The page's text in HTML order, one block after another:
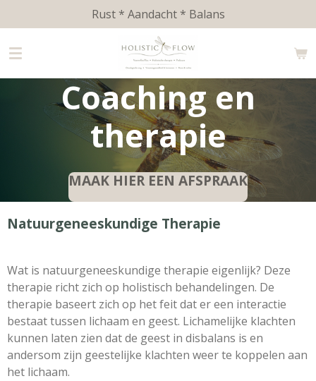
direct
naar
hoofdinhoud
Rust * Aandacht * Balans
Coaching en
therapie
MAAK HIER EEN AFSPRAAK
Natuurgeneeskundige Therapie
Wat is natuurgeneeskundige therapie eigenlijk? Deze
therapie richt zich op holistisch behandelingen. De
therapie baseert zich op het feit dat er een interactie
bestaat tussen lichaam en geest. Lichamelijke klachten
kunnen laten zien dat de geest in disbalans is en
andersom zijn geestelijke klachten weer te koppelen aan
het lichaam.